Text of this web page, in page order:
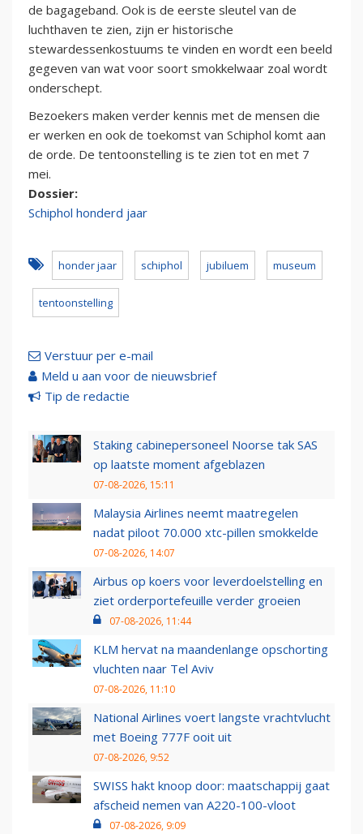
de bagageband. Ook is de eerste sleutel van de
luchthaven te zien, zijn er historische
stewardessenkostuums te vinden en wordt een beeld
gegeven van wat voor soort smokkelwaar zoal wordt
onderschept.
Bezoekers maken verder kennis met de mensen die
er werken en ook de toekomst van Schiphol komt aan
de orde. De tentoonstelling is te zien tot en met 7
mei.
Dossier:
Schiphol honderd jaar
honder jaar schiphol jubiluem museum
tentoonstelling
Verstuur per e-mail
Meld u aan voor de nieuwsbrief
Tip de redactie
Staking cabinepersoneel Noorse tak SAS
op laatste moment afgeblazen
07-08-2026, 15:11
Malaysia Airlines neemt maatregelen
nadat piloot 70.000 xtc-pillen smokkelde
07-08-2026, 14:07
Airbus op koers voor leverdoelstelling en
ziet orderportefeuille verder groeien
07-08-2026, 11:44
KLM hervat na maandenlange opschorting
vluchten naar Tel Aviv
07-08-2026, 11:10
National Airlines voert langste vrachtvlucht
met Boeing 777F ooit uit
07-08-2026, 9:52
SWISS hakt knoop door: maatschappij gaat
afscheid nemen van A220-100-vloot
07-08-2026, 9:09